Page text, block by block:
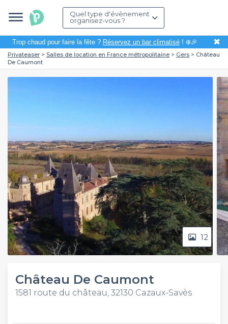
Quel type d'évènement
organisez-vous ?
Trop chaud pour faire la fête ? Réservez un bar climatisé! ❄️🎉 ✖
Privateaser Salles de location en France métropolitaine Gers
Château
De Caumont
12
Château De Caumont
1581 route du château, 32130 Cazaux-Savès